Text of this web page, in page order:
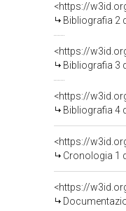
<https://
Bibliografia 2
<https://
Bibliografia 3
<https://
Bibliografia 4
<https://
Cronologia 1